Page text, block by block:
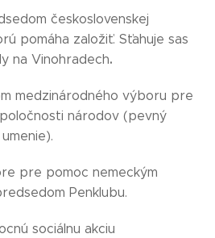
československej
pomáha založiť. Sťahuje sas
na Vinohradech.
medzinárodného výboru pre
národov (pevný
pre pomoc nemeckým
Penklubu.
sociálnu akciu